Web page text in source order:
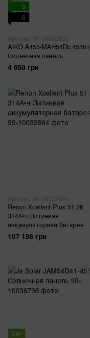
6
6
Артикул: 99-10035855
AIKO A455-MAH54Db 455Вт
Солнечная панель
4 950 грн
Артикул: 99-10032864
Renon Xcellent Plus 51.2В
314А•ч Литиевая
аккумуляторная батарея
107 186 грн
Хит